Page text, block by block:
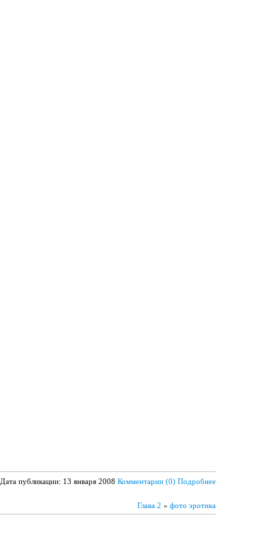
Дата публикации: 13 января 2008 Комментарии (0) Подробнее
Глава 2 » фото эротика